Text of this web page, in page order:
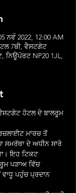
ਨਵੰ 2022, 12:00 AM
7ਬੀ, ਵੈਸਟਗੇਟ
ਨਿਊਪੋਰਟ NP20 1JL,
ਹੋਟਲ ਦੇ ਬਾਲਰੂਮ
ਸਮਰੱਥਾ ਦੇ ਅਧੀਨ ਸਾਰੇ
ਇਹ ਟਿਕਟ
ਪੜਾਅ ਵਿੱਚ
ਪਹੁੰਚ ਪ੍ਰਦਾਨ